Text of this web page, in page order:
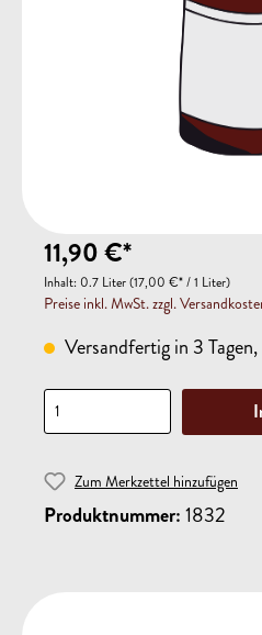
11,90 €*
Inhalt: 0.7 Liter(17,00 €* / 1 Liter)
Preise inkl. MwSt. zzgl.
Versandfertig in 3
Zum Merkzettel hinzufügen
Produktnummer:1832